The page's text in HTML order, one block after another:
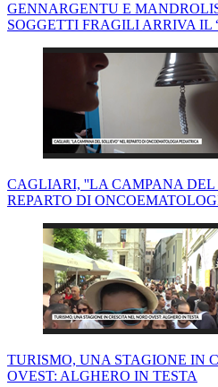
GENNARGENTU E
SOGGETTI FRAGILI ARRIVA IL
CAGLIARI, ''LA CAMPANA
REPARTO DI
TURISMO, UNA STAGIONE IN
OVEST: ALGHERO IN TESTA